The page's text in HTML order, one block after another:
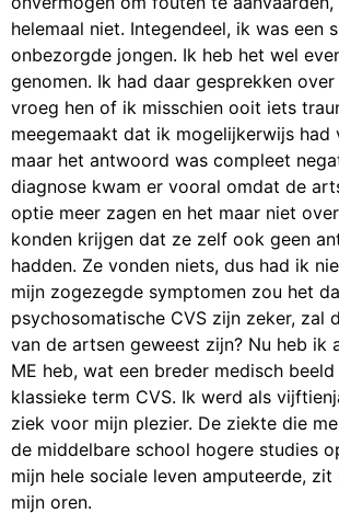
helemaal niet. Integendeel, ik was een
onbezorgde jongen. Ik heb het wel
genomen. Ik had daar gesprekken
vroeg hen of ik misschien ooit iets
meegemaakt dat ik mogelijkerwijs had
maar het antwoord was compleet
diagnose kwam er vooral omdat de
optie meer zagen en het maar niet
konden krijgen dat ze zelf ook geen
hadden. Ze vonden niets, dus had ik
mijn zogezegde symptomen zou het
psychosomatische CVS zijn zeker, zal
van de artsen geweest zijn? Nu heb ik
ME heb, wat een breder medisch
klassieke term CVS. Ik werd als
ziek voor mijn plezier. De ziekte die
de middelbare school hogere studies
mijn hele sociale leven amputeerde, zit
mijn oren.